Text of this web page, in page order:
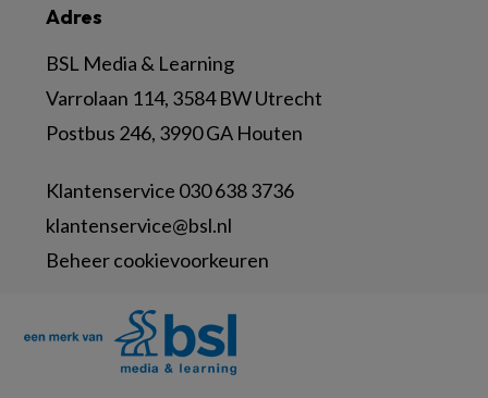
Adres
BSL Media & Learning
Varrolaan 114, 3584 BW Utrecht
Postbus 246, 3990 GA Houten
Klantenservice 030 638 3736
klantenservice@bsl.nl
Beheer cookievoorkeuren